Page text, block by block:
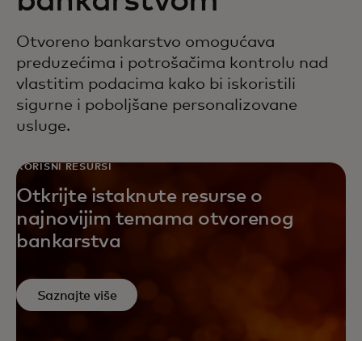
Otvoreno bankarstvo omogućava
preduzećima i potrošačima kontrolu nad
vlastitim podacima kako bi iskoristili
sigurne i poboljšane personalizovane
usluge.
KORISNI RESURSI
Otkrijte istaknute resurse o
najnovijim temama otvorenog
bankarstva
Saznajte više